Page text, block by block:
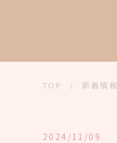
TOP / 新着情報
2024/11/09